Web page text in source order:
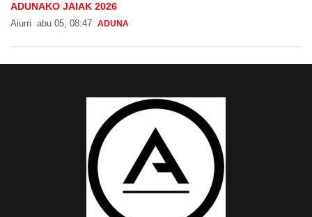
ADUNAKO JAIAK 2026
Aiurri abu 05, 08:47 ADUNA